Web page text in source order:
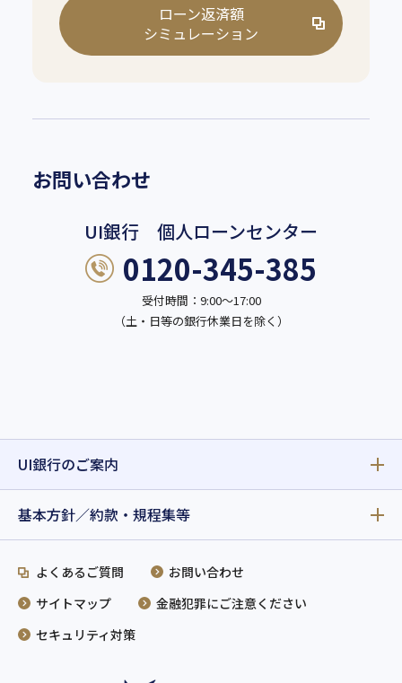
ローン返済額
シミュレーション
お問い合わせ
UI銀行 個人ローンセンター
0120-345-385
受付時間：9:00～17:00
（土・日等の銀行休業日を除く）
UI銀行のご案内
基本方針／約款・規程集等
よくあるご質問
お問い合わせ
サイトマップ
金融犯罪にご注意ください
セキュリティ対策